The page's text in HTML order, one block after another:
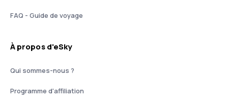
FAQ - Guide de voyage
À propos d'eSky
Qui sommes-nous ?
Programme d'affiliation